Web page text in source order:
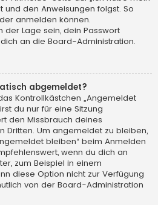
und den Anweisungen folgst. So
anmelden können.
der Lage sein, dein Passwort
an die Board-Administration.
abgemeldet?
Kontrollkästchen „Angemeldet
du nur für eine Sitzung
den Missbrauch deines
Dritten. Um angemeldet zu bleiben,
bleiben“ beim Anmelden
wenn du dich an
zum Beispiel in einem
diese Option nicht zur Verfügung
von der Board-Administration